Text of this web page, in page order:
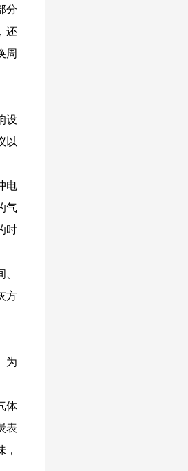
分
还
周
设
以
电
气
时
方
为
体
表